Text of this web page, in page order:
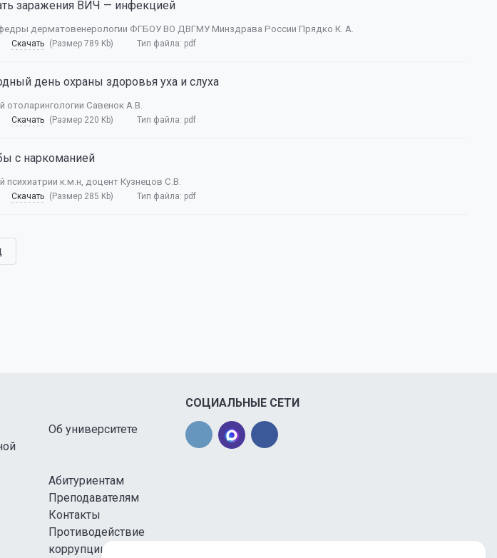
заражения ВИЧ — инфекцией
дерматовенерологии ФГБОУ ВО ДВГМУ Минздрава России Прядко К. А.
Скачать (Размер 789 Kb) Тип файла: pdf
день охраны здоровья уха и слуха
отоларингологии Савенок А.В.
Скачать (Размер 220 Kb) Тип файла: pdf
с наркоманией
психиатрии к.м.н, доцент Кузнецов С.В.
Скачать (Размер 285 Kb) Тип файла: pdf
Об университете
Абитуриентам
Преподавателям
Контакты
Противодействие
коррупции
СОЦИАЛЬНЫЕ СЕТИ